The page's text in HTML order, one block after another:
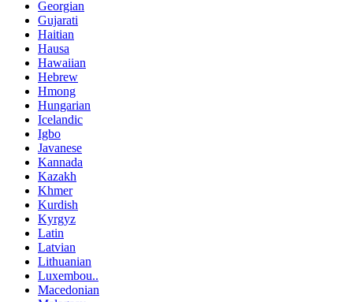
Georgian
Gujarati
Haitian
Hausa
Hawaiian
Hebrew
Hmong
Hungarian
Icelandic
Igbo
Javanese
Kannada
Kazakh
Khmer
Kurdish
Kyrgyz
Latin
Latvian
Lithuanian
Luxembou..
Macedonian